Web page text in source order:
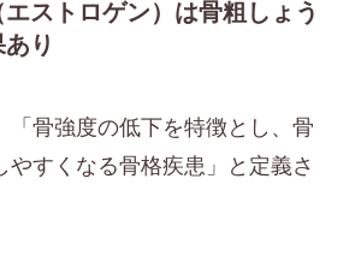
ストロゲン）は骨粗しょう
り
「骨強度の低下を特徴とし、骨
やすくなる骨格疾患」と定義さ